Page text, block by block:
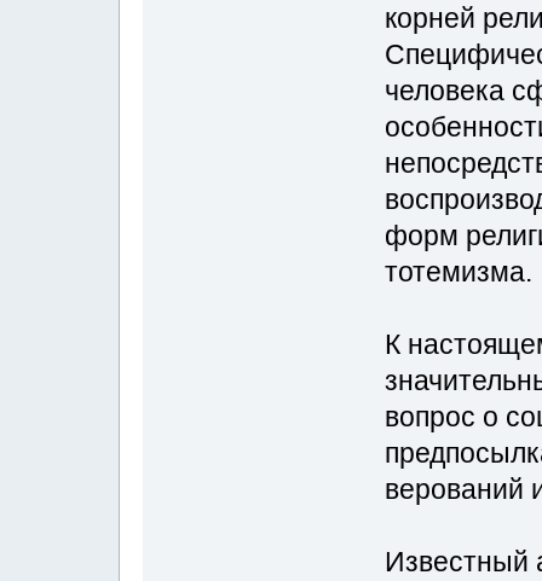
корней
человека
форм
тотемизма.
К
вопрос о
верований
Известный